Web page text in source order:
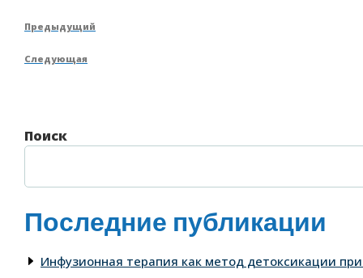
Навигация
по
записям
Предыдущая
Предыдущий
Следующая
Следующая
Поиск
Последние публикации
Инфузионная терапия как метод детоксикации